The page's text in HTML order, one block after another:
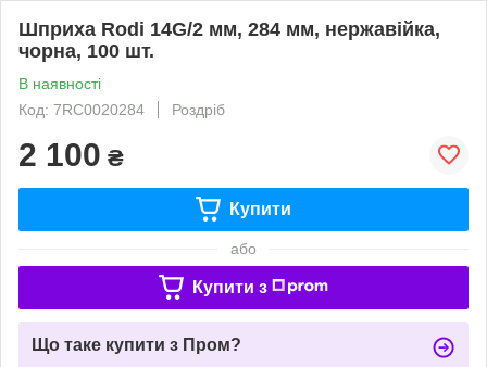
Шприха Rodi 14G/2 мм, 284 мм, нержавійка,
чорна, 100 шт.
В наявності
Код: 7RC0020284
Роздріб
2 100 ₴
Купити
або
Купити з
Що таке купити з Пром?